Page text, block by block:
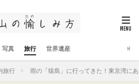
写真 旅行 世界遺産
旅行 雨の「猿島」に行ってきた！東京湾に